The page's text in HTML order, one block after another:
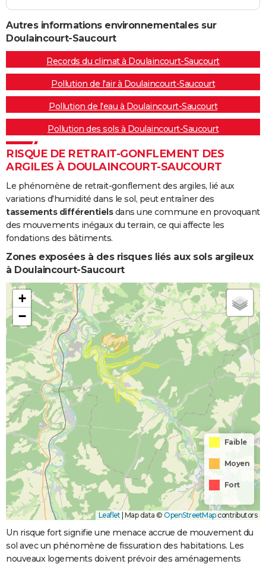
Autres informations environnementales sur
Doulaincourt-Saucourt
Records du climat à Doulaincourt-Saucourt
Pollution de l'air à Doulaincourt-Saucourt
Pollution de l'eau à Doulaincourt-Saucourt
Pollution des sols à Doulaincourt-Saucourt
RISQUE DE RETRAIT-GONFLEMENT DES
ARGILES À DOULAINCOURT-SAUCOURT
Le phénomène de retrait-gonflement des argiles, lié aux
variations d'humidité dans le sol, peut entraîner des
tassements différentielsdans une commune en provoquant
des mouvements inégaux du terrain, ce qui affecte les
fondations des bâtiments.
Zones exposées à des risques liés aux sols argileux
à Doulaincourt-Saucourt
+
−
Faible
Moyen
Fort
Leaflet | Map data © OpenStreetMapcontributors
Un risque fort signifie une menace accrue de mouvement du
sol avec un phénomène de fissuration des habitations. Les
nouveaux logements doivent prévoir des aménagements